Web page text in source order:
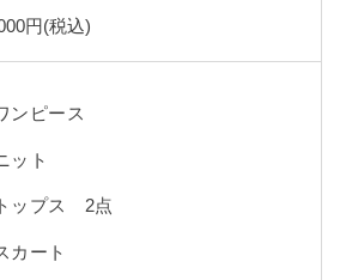
円(税込)
ンピース
ット
トップス 2点
カート